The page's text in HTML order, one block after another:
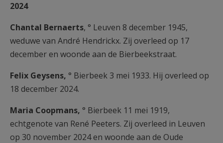
2024
Chantal Bernaerts, ° Leuven 8 december 1945,
weduwe van André Hendrickx. Zij overleed op 17
december en woonde aan de Bierbeekstraat.
Felix Geysens, ° Bierbeek 3 mei 1933. Hij overleed op
18 december 2024.
Maria Coopmans, ° Bierbeek 11 mei 1919,
echtgenote van René Peeters. Zij overleed in Leuven
op 30 november 2024 en woonde aan de Oude